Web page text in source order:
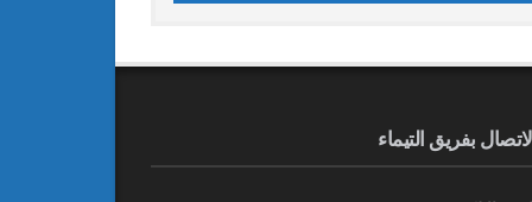
الاتصال بفريق التيماء